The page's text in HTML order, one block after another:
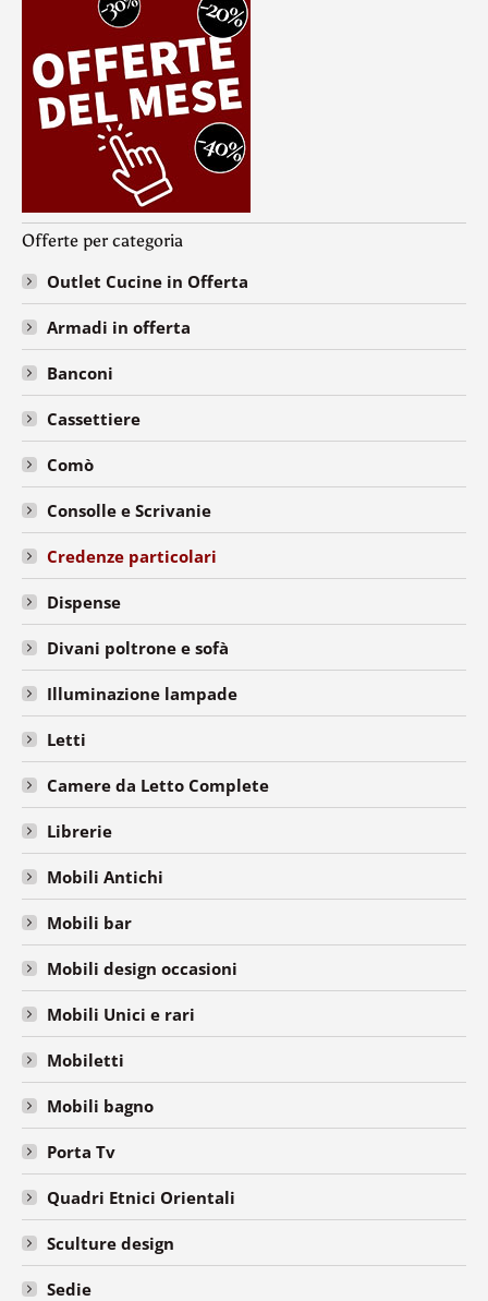
Offerte per categoria
Outlet Cucine in Offerta
Armadi in offerta
Banconi
Cassettiere
Comò
Consolle e Scrivanie
Credenze particolari
Dispense
Divani poltrone e sofà
Illuminazione lampade
Letti
Camere da Letto Complete
Librerie
Mobili Antichi
Mobili bar
Mobili design occasioni
Mobili Unici e rari
Mobiletti
Mobili bagno
Porta Tv
Quadri Etnici Orientali
Sculture design
Sedie